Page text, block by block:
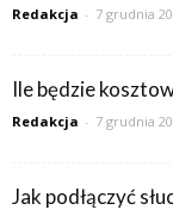
Redakcja - 7 grudnia
Ile będzie
Redakcja - 7 grudnia
Jak podłączyć